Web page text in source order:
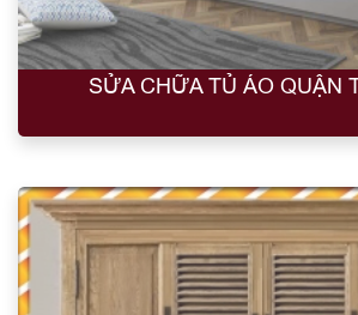
SỬA CHỮA TỦ ÁO QUẬN